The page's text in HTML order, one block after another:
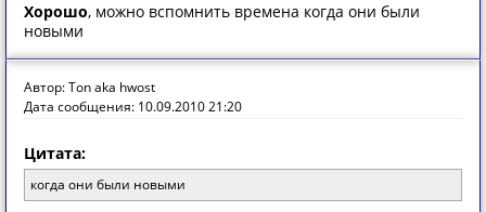
Хорошо, можно вспомнить времена когда они были
новыми
Автор: Ton aka hwost
Дата сообщения: 10.09.2010 21:20
Цитата:
когда они были новыми